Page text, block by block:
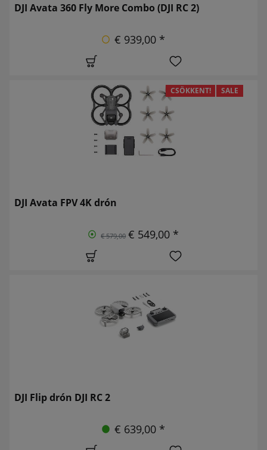
DJI Avata 360 Fly More Combo (DJI RC 2)
€ 939,00 *
CSÖKKENT! SALE
DJI Avata FPV 4K drón
€ 579,00 € 549,00 *
DJI Flip drón DJI RC 2
€ 639,00 *